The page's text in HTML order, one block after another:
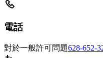
電話
對於一般許可問題628-652-